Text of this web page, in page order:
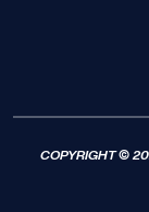
COPYRIGHT ©